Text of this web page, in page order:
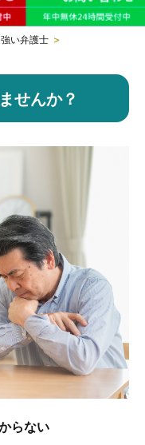
い弁護士 ＞
せんか？
らない